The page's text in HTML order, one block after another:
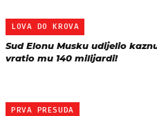
LOVA DO KROVA
Sud Elonu Musku udijelio
vratio mu 140 milijardi!
PRVA PRESUDA